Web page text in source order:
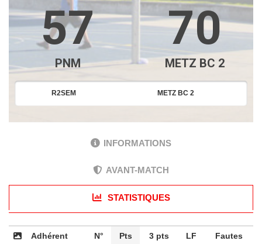
57 70
PNM METZ BC 2
R2SEM METZ BC 2
INFORMATIONS
AVANT-MATCH
STATISTIQUES
Adhérent N° Pts 3 pts LF Fautes